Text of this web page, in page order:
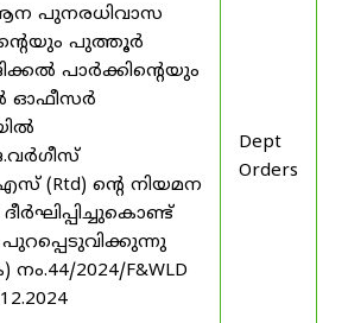
പുനരധിവാസ
പുത്തൂർ
പാർക്കിന്റെയും
ഓഫീസർ
ന്റെ നിയമന
2024/F&WLD
Dept
Orders